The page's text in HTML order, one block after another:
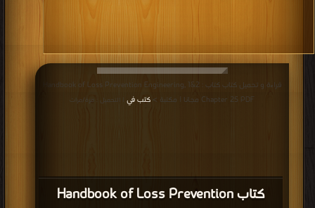
كتاب Handbook of Loss Prevention
قراءة و تحميل كتاب كتاب Handbook of Loss Prevention Engineering, 1&2 :
Chapter 25 PDF مجانا | مكتبة >
كتب في | التحميل : مرة/مرات